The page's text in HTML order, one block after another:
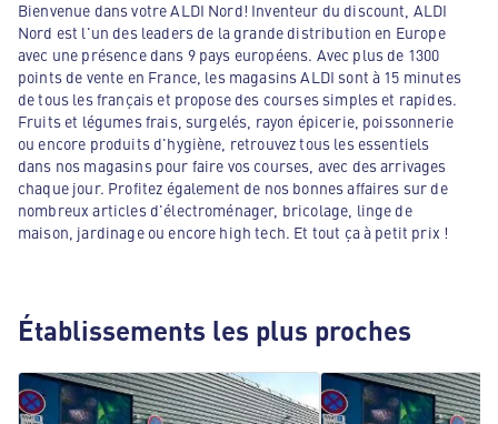
Bienvenue dans votre ALDI Nord! Inventeur du discount, ALDI
Nord est l'un des leaders de la grande distribution en Europe
avec une présence dans 9 pays européens. Avec plus de 1300
points de vente en France, les magasins ALDI sont à 15 minutes
de tous les français et propose des courses simples et rapides.
Fruits et légumes frais, surgelés, rayon épicerie, poissonnerie
ou encore produits d'hygiène, retrouvez tous les essentiels
dans nos magasins pour faire vos courses, avec des arrivages
chaque jour. Profitez également de nos bonnes affaires sur de
nombreux articles d'électroménager, bricolage, linge de
maison, jardinage ou encore high tech. Et tout ça à petit prix !
Établissements les plus proches